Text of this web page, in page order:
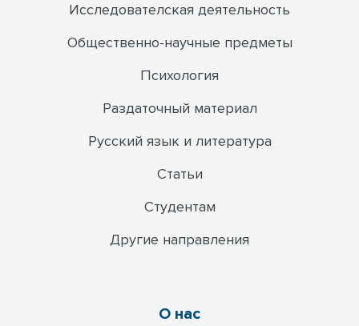
Исследователская деятельность
Общественно-научные предметы
Психология
Раздаточный материал
Русский язык и литература
Статьи
Студентам
Другие направления
О нас